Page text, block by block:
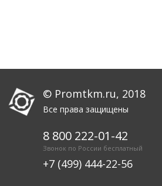
© Promtkm.ru, 2018
Все права защищены
8 800 222-01-42
Звонок по России бесплатный
+7 (499) 444-22-56